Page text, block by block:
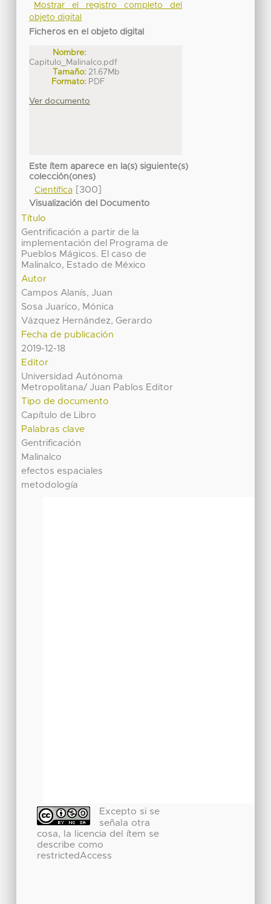
Mostrar el registro completo del
objeto digital
Ficheros en el objeto digital
Nombre:
Capitulo_Malinalco.pdf
Tamaño: 21.67Mb
Formato: PDF
Ver documento
Este ítem aparece en la(s) siguiente(s)
colección(ones)
Científica[300]
Visualización del Documento
Título
Gentrificación a partir de la
implementación del Programa de
Pueblos Mágicos. El caso de
Malinalco, Estado de México
Autor
Campos Alanís, Juan
Sosa Juarico, Mónica
Vázquez Hernández, Gerardo
Fecha de publicación
2019-12-18
Editor
Universidad Autónoma
Metropolitana/ Juan Pablos Editor
Tipo de documento
Capítulo de Libro
Palabras clave
Gentrificación
Malinalco
efectos espaciales
metodología
Excepto si se
señala otra
cosa, la licencia del ítem se
describe como
restrictedAccess